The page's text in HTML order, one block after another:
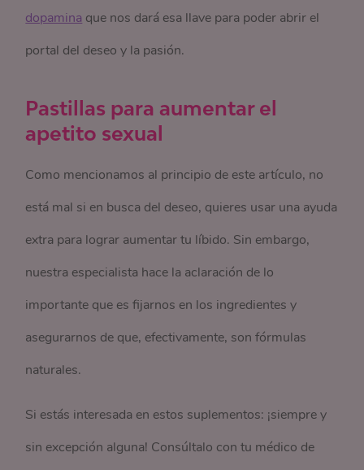
dopamina que nos dará esa llave para poder abrir el
portal del deseo y la pasión.
Pastillas para aumentar el
apetito sexual
Como mencionamos al principio de este artículo, no
está mal si en busca del deseo, quieres usar una ayuda
extra para lograr aumentar tu líbido. Sin embargo,
nuestra especialista hace la aclaración de lo
importante que es fijarnos en los ingredientes y
asegurarnos de que, efectivamente, son fórmulas
naturales.
Si estás interesada en estos suplementos: ¡siempre y
sin excepción alguna! Consúltalo con tu médico de